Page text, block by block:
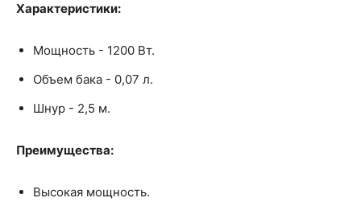
Характеристики:
Мощность - 1200 Вт.
Объем бака - 0,07 л.
Шнур - 2,5 м.
Преимущества:
Высокая мощность.